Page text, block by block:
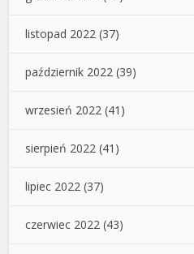
listopad 2022 (37)
październik 2022 (39)
wrzesień 2022 (41)
sierpień 2022 (41)
lipiec 2022 (37)
czerwiec 2022 (43)